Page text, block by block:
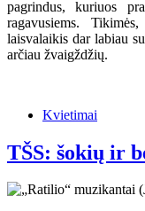
pagrindus, kuriuos
ragavusiems.
laisvalaikis dar labiau
arčiau žvaigždžių.
Kvietimai
TŠS: šokių ir